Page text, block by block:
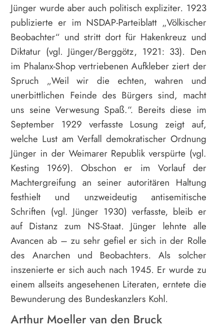
Jünger wurde aber auch politisch expliziter. 1923
publizierte er im NSDAP-Parteiblatt „Völkischer
Beobachter“ und stritt dort für Hakenkreuz und
Diktatur (vgl. Jünger/Berggötz, 1921: 33). Den
im Phalanx-Shop vertriebenen Aufkleber ziert der
Spruch „Weil wir die echten, wahren und
unerbittlichen Feinde des Bürgers sind, macht
uns seine Verwesung Spaß.“. Bereits diese im
September 1929 verfasste Losung zeigt auf,
welche Lust am Verfall demokratischer Ordnung
Jünger in der Weimarer Republik verspürte (vgl.
Kesting 1969). Obschon er im Vorlauf der
Machtergreifung an seiner autoritären Haltung
festhielt und unzweideutig antisemitische
Schriften (vgl. Jünger 1930) verfasste, bleib er
auf Distanz zum NS-Staat. Jünger lehnte alle
Avancen ab – zu sehr gefiel er sich in der Rolle
des Anarchen und Beobachters. Als solcher
inszenierte er sich auch nach 1945. Er wurde zu
einem allseits angesehenen Literaten, erntete die
Bewunderung des Bundeskanzlers Kohl.
Arthur Moeller van den Bruck